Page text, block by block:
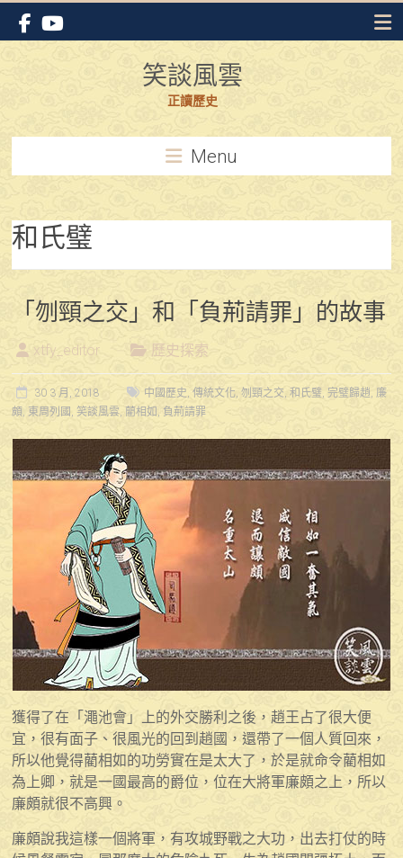
Skip
content
笑談風雲
正讀歷史
Menu
和氏璧
「刎頸之交」和「負荊請罪」的故事
xtfy_editor 歷史探索
30 3 月, 2018 中國歷史,傳統文化,刎頸之交,和氏璧,完璧歸趙,廉
頗, 東周列國 , 笑談風雲, 藺相如 , 負荊請罪
獲得了在「澠池會」上的外交勝利之後，趙王占了很大便
宜，很有面子、很風光的回到趙國，還帶了一個人質回來，
所以他覺得藺相如的功勞實在是太大了，於是就命令藺相如
為上卿，就是一國最高的爵位，位在大將軍廉頗之上，所以
廉頗就很不高興。
廉頗說我這樣一個將軍，有攻城野戰之大功，出去打仗的時